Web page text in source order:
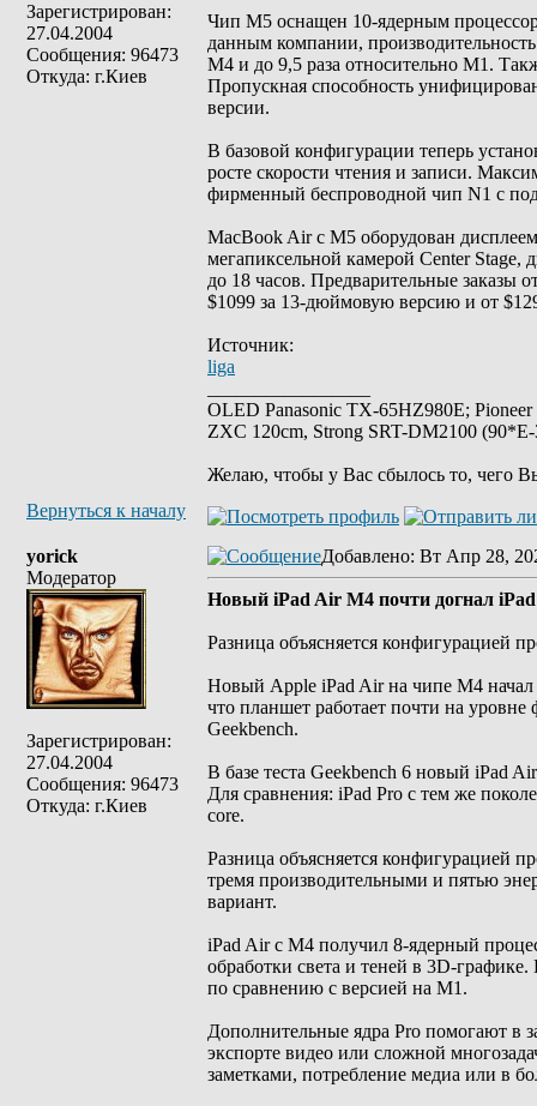
Зарегистрирован:
27.04.2004
Сообщения: 96473
Откуда: г.Киев
Чип M5 оснащен 10-ядерным
данным компании,
M4 и до 9,5 раза относительно M1.
Пропускная способность
версии.
В базовой конфигурации теперь
росте скорости чтения и записи.
фирменный беспроводной чип N1 с
MacBook Air с M5 оборудован
мегапиксельной камерой Center Stage,
до 18 часов. Предварительные заказы
$1099 за 13-дюймовую версию и от
Источник:
liga
OLED Panasonic TX-65HZ980E;
ZXC 120cm, Strong SRT-DM2100
Желаю, чтобы у Вас сбылось то, чего
Вернуться к началу
yorick
Модератор
Зарегистрирован:
27.04.2004
Сообщения: 96473
Откуда: г.Киев
Добавлено: Вт Апр 28,
Новый iPad Air M4 почти догнал iPad
Разница объясняется конфигурацией
Новый Apple iPad Air на чипе M4 начал
что планшет работает почти на уровне
Geekbench.
В базе теста Geekbench 6 новый iPad
Для сравнения: iPad Pro с тем же
core.
Разница объясняется конфигурацией
тремя производительными и пятью
вариант.
iPad Air с M4 получил 8-ядерный
обработки света и теней в 3D-
по сравнению с версией на M1.
Дополнительные ядра Pro помогают в
экспорте видео или сложной
заметками, потребление медиа или в